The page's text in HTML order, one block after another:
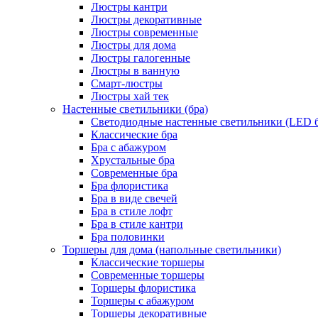
Люстры кантри
Люстры декоративные
Люстры современные
Люстры для дома
Люстры галогенные
Люстры в ванную
Смарт-люстры
Люстры хай тек
Настенные светильники (бра)
Светодиодные настенные светильники (LED
Классические бра
Бра с абажуром
Хрустальные бра
Современные бра
Бра флористика
Бра в виде свечей
Бра в стиле лофт
Бра в стиле кантри
Бра половинки
Торшеры для дома (напольные светильники)
Классические торшеры
Современные торшеры
Торшеры флористика
Торшеры с абажуром
Торшеры декоративные